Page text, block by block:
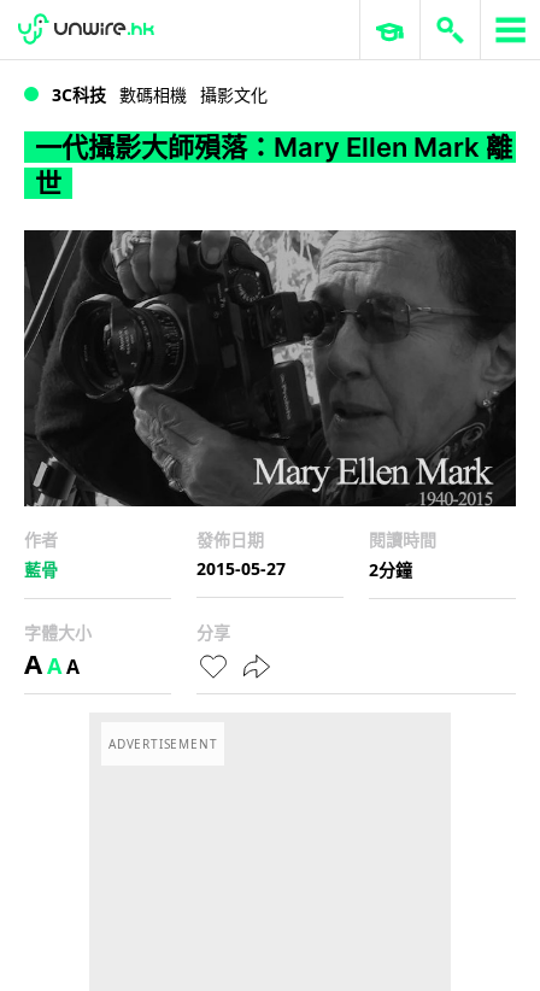
一代攝影大師殞落：Mary Ellen Mark 離世
WWDC 2026 ERP 與商業 AI
3C科技 數碼相機 攝影文化
一代攝影大師殞落：Mary Ellen Mark 離
世
作者
藍骨
發佈日期
2015-05-27
閱讀時間
2分鐘
字體大小
AAA
分享
ADVERTISEMENT